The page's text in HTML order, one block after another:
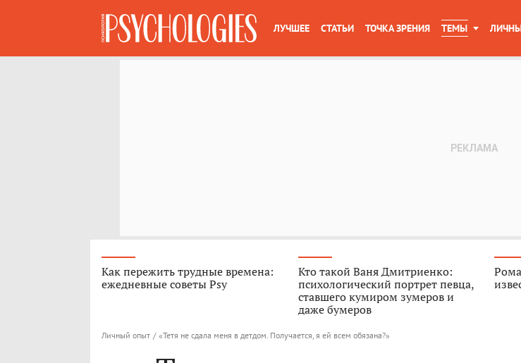
ЛУЧШЕЕ СТАТЬИ ТОЧКА ЗРЕНИЯ ТЕМЫ
Как пережить трудные времена:
ежедневные советы Psy
Кто такой Ваня Дмитриенко:
психологический портрет певца,
ставшего кумиром зумеров и
даже бумеров
Личный опыт / «Тетя не сдала меня в детдом. Получается, я ей всем обязана?»